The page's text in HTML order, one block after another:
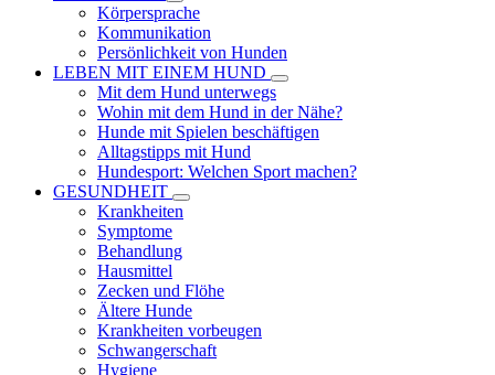
Körpersprache
Kommunikation
Persönlichkeit von Hunden
LEBEN MIT EINEM HUND
Mit dem Hund unterwegs
Wohin mit dem Hund in der Nähe?
Hunde mit Spielen beschäftigen
Alltagstipps mit Hund
Hundesport: Welchen Sport machen?
GESUNDHEIT
Krankheiten
Symptome
Behandlung
Hausmittel
Zecken und Flöhe
Ältere Hunde
Krankheiten vorbeugen
Schwangerschaft
Hygiene